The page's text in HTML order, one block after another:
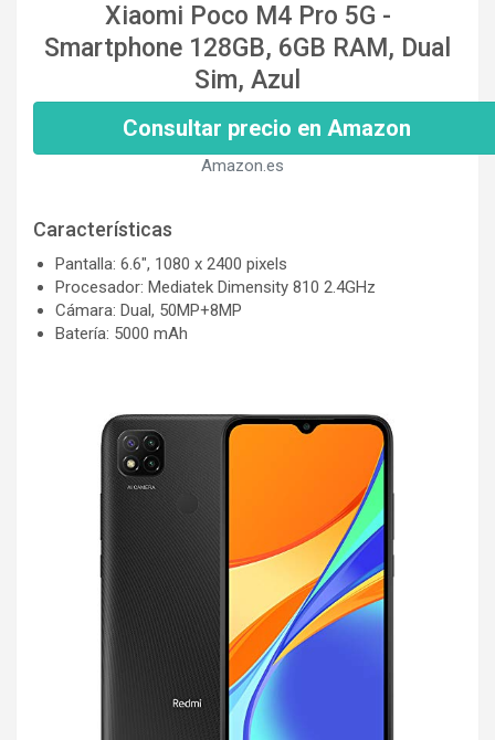
Xiaomi Poco M4 Pro 5G -
Smartphone 128GB, 6GB RAM, Dual
Sim, Azul
Consultar precio en Amazon
Amazon.es
Características
Pantalla: 6.6", 1080 x 2400 pixels
Procesador: Mediatek Dimensity 810 2.4GHz
Cámara: Dual, 50MP+8MP
Batería: 5000 mAh